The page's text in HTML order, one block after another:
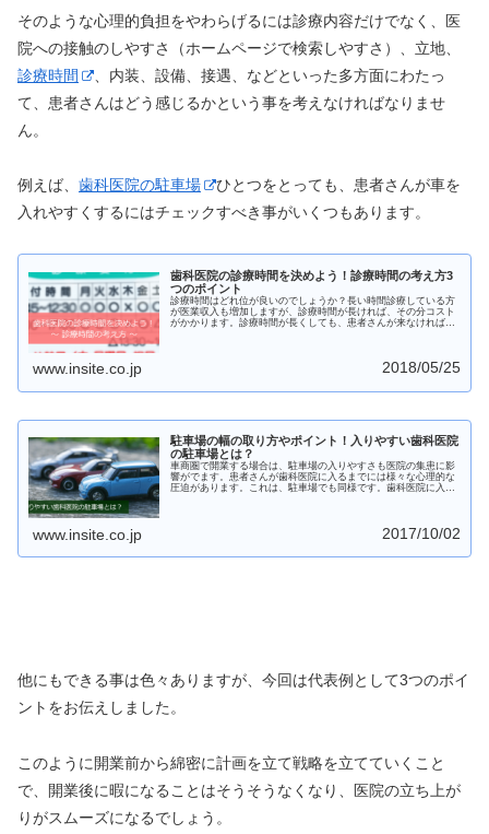
そのような心理的負担をやわらげるには診療内容だけでなく、医
院への接触のしやすさ（ホームページで検索しやすさ）、立地、
診療時間
、内装、設備、接遇、などといった多方面にわたっ
て、患者さんはどう感じるかという事を考えなければなりませ
ん。
例えば、 歯科医院の駐車場
ひとつをとっても、患者さんが車を
入れやすくするにはチェックすべき事がいくつもあります。
歯科医院の診療時間を決めよう！診療時間の考え方3
つのポイント
診療時間はどれ位が良いのでしょうか？長い時間診療している方
が医業収入も増加しますが、診療時間が長ければ、その分コスト
がかかります。診療時間が長くしても、患者さんが来なければ、
www.insite.co.jp 2018/05/25
駐車場の幅の取り方やポイント！入りやすい歯科医院
の駐車場とは？
車商圏で開業する場合は、駐車場の入りやすさも医院の集患に影
響がでます。患者さんが歯科医院に入るまでには様々な心理的な
圧迫があります。これは、駐車場でも同様です。歯科医院に入り
www.insite.co.jp 2017/10/02
他にもできる事は色々ありますが、今回は代表例として3つのポイ
ントをお伝えしました。
このように開業前から綿密に計画を立て戦略を立てていくこと
で、開業後に暇になることはそうそうなくなり、医院の立ち上が
りがスムーズになるでしょう。